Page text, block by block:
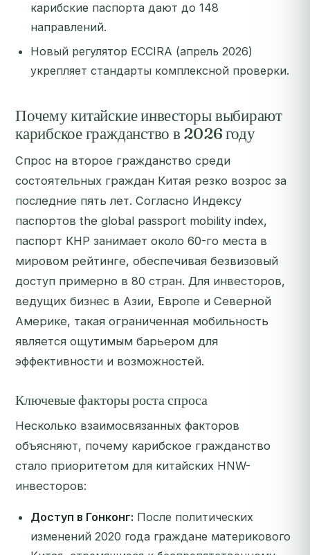
карибские паспорта дают до 148
направлений.
Новый регулятор ECCIRA (апрель 2026)
укрепляет стандарты комплексной проверки.
Почему китайские инвесторы выбирают
карибское гражданство в 2026 году
Спрос на второе гражданство среди
состоятельных граждан Китая резко возрос за
последние пять лет. Согласно Индексу
паспортов the global passport mobility index,
паспорт КНР занимает около 60-го места в
мировом рейтинге, обеспечивая безвизовый
доступ примерно в 80 стран. Для инвесторов,
ведущих бизнес в Азии, Европе и Северной
Америке, такая ограниченная мобильность
является ощутимым барьером для
эффективности и возможностей.
Ключевые факторы роста спроса
Несколько взаимосвязанных факторов
объясняют, почему карибское гражданство
стало приоритетом для китайских HNW-
инвесторов:
Доступ в Гонконг: После политических
изменений 2020 года граждане материкового